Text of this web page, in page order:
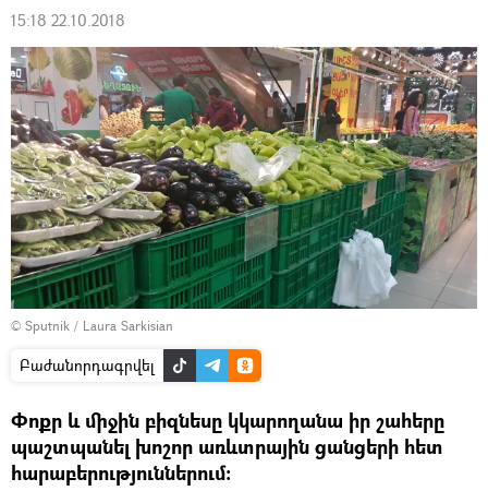
15:18 22.10.2018
© Sputnik / Laura Sarkisian
Բաժանորդագրվել
Փոքր և միջին բիզնեսը կկարողանա իր շահերը
պաշտպանել խոշոր առևտրային ցանցերի հետ
հարաբերություններում։